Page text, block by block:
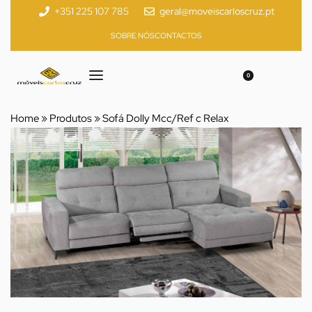
+351 225 107 785 geral@moveiscarloscruz.pt
SOBRE NÓSCONTACTOS
0
Home » Produtos »Sofá Dolly Mcc/Ref c Relax